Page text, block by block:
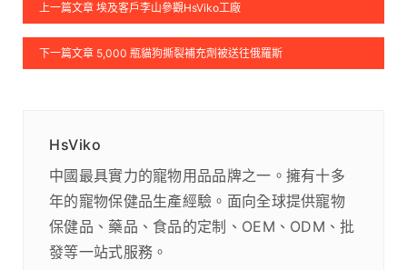
上一篇文章 埃及客戶李山參觀HsViko工廠
下一篇文章 5,000 瓶貓狗撕裂補充劑被送往俄羅斯
HsViko
中國最具實力的寵物用品品牌之一。擁有十多
年的寵物保健品生產經驗。面向全球提供寵物
保健品、藥品、食品的定制、OEM、ODM、批
發等一站式服務。